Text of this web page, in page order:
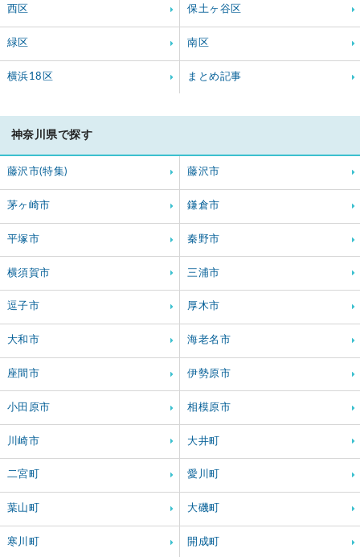
西区 保土ヶ谷区
緑区 南区
横浜18区 まとめ記事
神奈川県で探す
藤沢市(特集) 藤沢市
茅ヶ崎市 鎌倉市
平塚市 秦野市
横須賀市 三浦市
逗子市 厚木市
大和市 海老名市
座間市 伊勢原市
小田原市 相模原市
川崎市 大井町
二宮町 愛川町
葉山町 大磯町
寒川町 開成町